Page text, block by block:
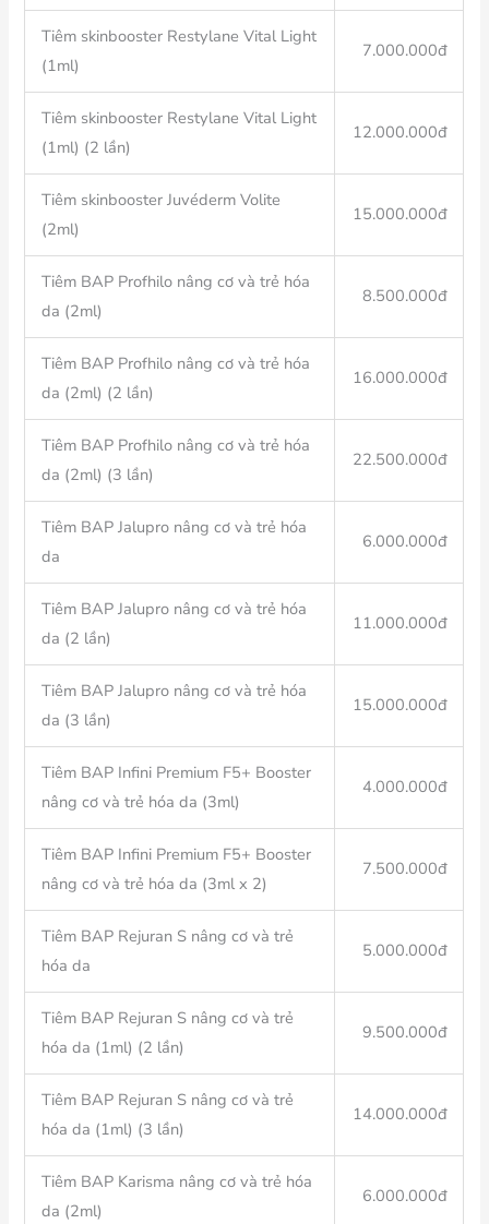
Tiêm skinbooster Restylane Vital Light
(1ml)
7.000.000đ
Tiêm skinbooster Restylane Vital Light
(1ml) (2 lần)
12.000.000đ
Tiêm skinbooster Juvéderm Volite
(2ml)
15.000.000đ
Tiêm BAP Profhilo nâng cơ và trẻ hóa
da (2ml)
8.500.000đ
Tiêm BAP Profhilo nâng cơ và trẻ hóa
da (2ml) (2 lần)
16.000.000đ
Tiêm BAP Profhilo nâng cơ và trẻ hóa
da (2ml) (3 lần)
22.500.000đ
Tiêm BAP Jalupro nâng cơ và trẻ hóa
da
6.000.000đ
Tiêm BAP Jalupro nâng cơ và trẻ hóa
da (2 lần)
11.000.000đ
Tiêm BAP Jalupro nâng cơ và trẻ hóa
da (3 lần)
15.000.000đ
Tiêm BAP Infini Premium F5+ Booster
nâng cơ và trẻ hóa da (3ml)
4.000.000đ
Tiêm BAP Infini Premium F5+ Booster
nâng cơ và trẻ hóa da (3ml x 2)
7.500.000đ
Tiêm BAP Rejuran S nâng cơ và trẻ
hóa da
5.000.000đ
Tiêm BAP Rejuran S nâng cơ và trẻ
hóa da (1ml) (2 lần)
9.500.000đ
Tiêm BAP Rejuran S nâng cơ và trẻ
hóa da (1ml) (3 lần)
14.000.000đ
Tiêm BAP Karisma nâng cơ và trẻ hóa
da (2ml)
6.000.000đ